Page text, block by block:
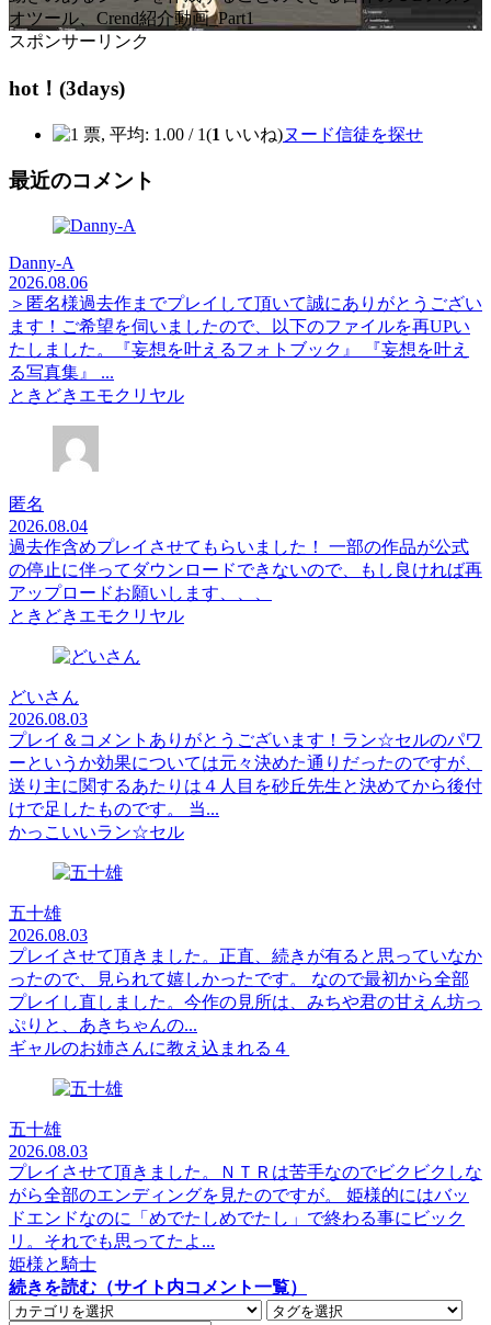
オツール、Crend紹介動画_Part1
スポンサーリンク
hot！(3days)
(1 いいね)ヌード信徒を探せ
最近のコメント
Danny-A
2026.08.06
＞匿名様過去作までプレイして頂いて誠にありがとうござい
ます！ご希望を伺いましたので、以下のファイルを再UPい
たしました。『妄想を叶えるフォトブック』 『妄想を叶え
る写真集』 ...
ときどきエモクリヤル
匿名
2026.08.04
過去作含めプレイさせてもらいました！ 一部の作品が公式
の停止に伴ってダウンロードできないので、もし良ければ再
アップロードお願いします、、、
ときどきエモクリヤル
どいさん
2026.08.03
プレイ＆コメントありがとうございます！ラン☆セルのパワ
ーというか効果については元々決めた通りだったのですが、
送り主に関するあたりは４人目を砂丘先生と決めてから後付
けで足したものです。 当...
かっこいいラン☆セル
五十雄
2026.08.03
プレイさせて頂きました。正直、続きが有ると思っていなか
ったので、見られて嬉しかったです。 なので最初から全部
プレイし直しました。今作の見所は、みちや君の甘えん坊っ
ぷりと、あきちゃんの...
ギャルのお姉さんに教え込まれる４
五十雄
2026.08.03
プレイさせて頂きました。ＮＴＲは苦手なのでビクビクしな
がら全部のエンディングを見たのですが。 姫様的にはバッ
ドエンドなのに「めでたしめでたし」で終わる事にビック
リ。それでも思ってたよ...
姫様と騎士
続きを読む（サイト内コメント一覧）